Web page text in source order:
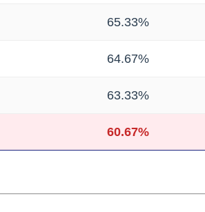
65.33%
64.67%
63.33%
60.67%